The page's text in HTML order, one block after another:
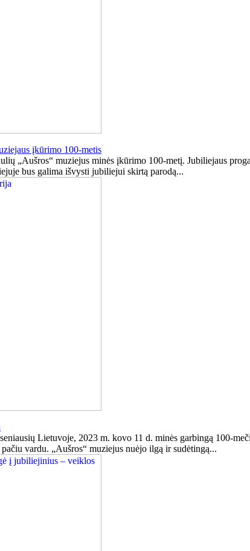
įkūrimo 100-metis
„Aušros“ muziejus minės įkūrimo 100-metį. Jubiliejaus
bus galima išvysti jubiliejui skirtą parodą...
Lietuvoje, 2023 m. kovo 11 d. minės garbingą 100-
vardu. „Aušros“ muziejus nuėjo ilgą ir sudėtingą...